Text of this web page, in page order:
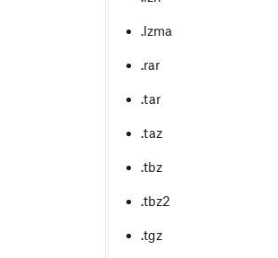
.lzma
.rar
.tar
.taz
.tbz
.tbz2
.tgz